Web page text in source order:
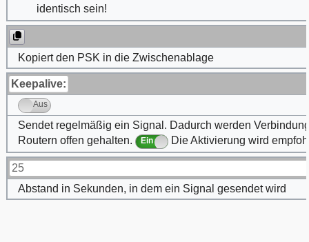
identisch sein!
Kopiert den PSK in die Zwischenablage
Keepalive:
Aus
Sendet regelmäßig ein Signal. Dadurch werden
Routern offen gehalten.
Ein Die Aktivierung wird
25
Abstand in Sekunden, in dem ein Signal gesendet wird